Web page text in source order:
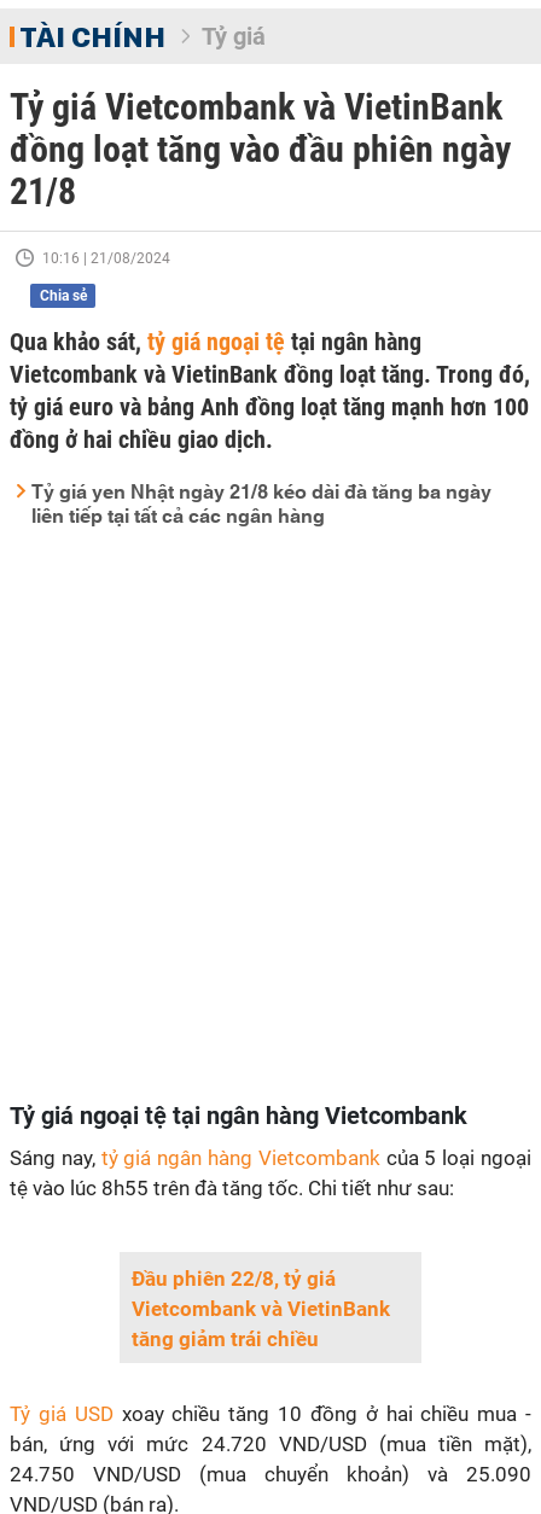
TÀI CHÍNH Tỷ giá
Tỷ giá Vietcombank và VietinBank
đồng loạt tăng vào đầu phiên ngày
21/8
10:16 | 21/08/2024
Chia sẻ
Qua khảo sát, tỷ giá ngoại tệ tại ngân hàng
Vietcombank và VietinBank đồng loạt tăng. Trong đó,
tỷ giá euro và bảng Anh đồng loạt tăng mạnh hơn 100
đồng ở hai chiều giao dịch.
Tỷ giá yen Nhật ngày 21/8 kéo dài đà tăng ba ngày
liên tiếp tại tất cả các ngân hàng
Tỷ giá ngoại tệ tại ngân hàng Vietcombank
Sáng nay, tỷ giá ngân hàng Vietcombankcủa 5 loại ngoại
tệ vào lúc 8h55 trên đà tăng tốc. Chi tiết như sau:
Đầu phiên 22/8, tỷ giá
Vietcombank và VietinBank
tăng giảm trái chiều
Tỷ giá USDxoay chiều tăng 10 đồng ở hai chiều mua -
bán, ứng với mức 24.720 VND/USD (mua tiền mặt),
24.750 VND/USD (mua chuyển khoản) và 25.090
VND/USD (bán ra).